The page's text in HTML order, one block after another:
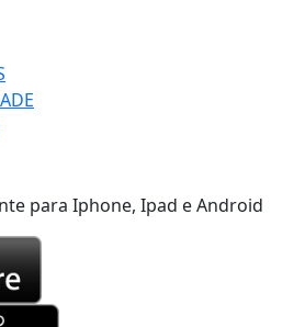
para Iphone, Ipad e Android